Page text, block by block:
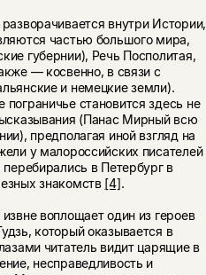
внутри Истории,
частью большого мира,
губернии), Речь Посполитая,
— косвенно, в связи с
и немецкие земли).
становится здесь не
(Панас Мирный всю
предполагая иной взгляд на
у малороссийских писателей
в Петербург в
знакомств [4].
воплощает один из героев
который оказывается в
читатель видит царящие в
несправедливость и